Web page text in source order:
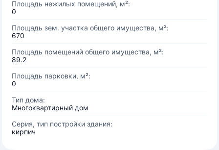
Площадь нежилых помещений, м²:
0
Площадь зем. участка общего имущества, м²:
670
Площадь помещений общего имущества, м²:
89.2
Площадь парковки, м²:
0
Тип дома:
Многоквартирный дом
Серия, тип постройки здания:
кирпич